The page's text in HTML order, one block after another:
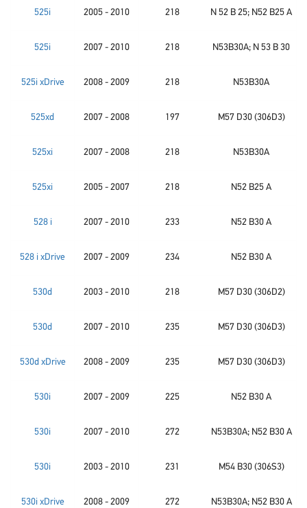
525i 2005 - 2010 218 N 52 B 25; N52 B25 A
525i 2007 - 2010 218 N53B30A; N 53 B 30
525i xDrive 2008 - 2009 218 N53B30A
525xd 2007 - 2008 197 M57 D30 (306D3)
525xi 2007 - 2008 218 N53B30A
525xi 2005 - 2007 218 N52 B25 A
528 i 2007 - 2010 233 N52 B30 A
528 i xDrive 2007 - 2009 234 N52 B30 A
530d 2003 - 2010 218 M57 D30 (306D2)
530d 2007 - 2010 235 M57 D30 (306D3)
530d xDrive 2008 - 2009 235 M57 D30 (306D3)
530i 2007 - 2009 225 N52 B30 A
530i 2007 - 2010 272 N53B30A; N52 B30 A
530i 2003 - 2010 231 M54 B30 (306S3)
530i xDrive 2008 - 2009 272 N53B30A; N52 B30 A